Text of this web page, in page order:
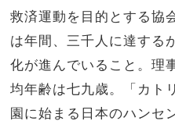
救済運動を目的とする協
は年間、三千人に達する
化が進んでいること。理
均年齢は七九歳。「カト
園に始まる日本のハンセ